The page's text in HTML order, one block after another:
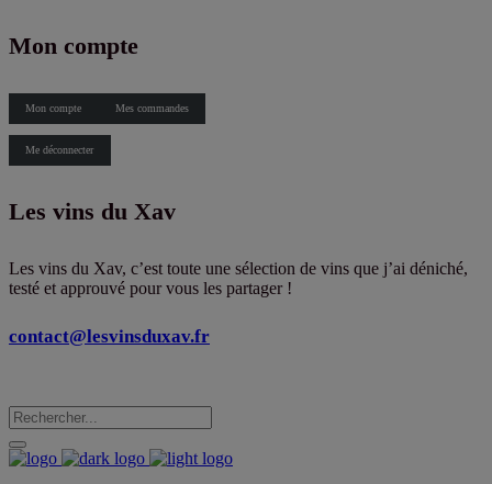
Mon compte
Mon compte Mes commandes
Me déconnecter
Les vins du Xav
Les vins du Xav, c’est toute une sélection de vins que j’ai déniché,
testé et approuvé pour vous les partager !
contact@lesvinsduxav.fr